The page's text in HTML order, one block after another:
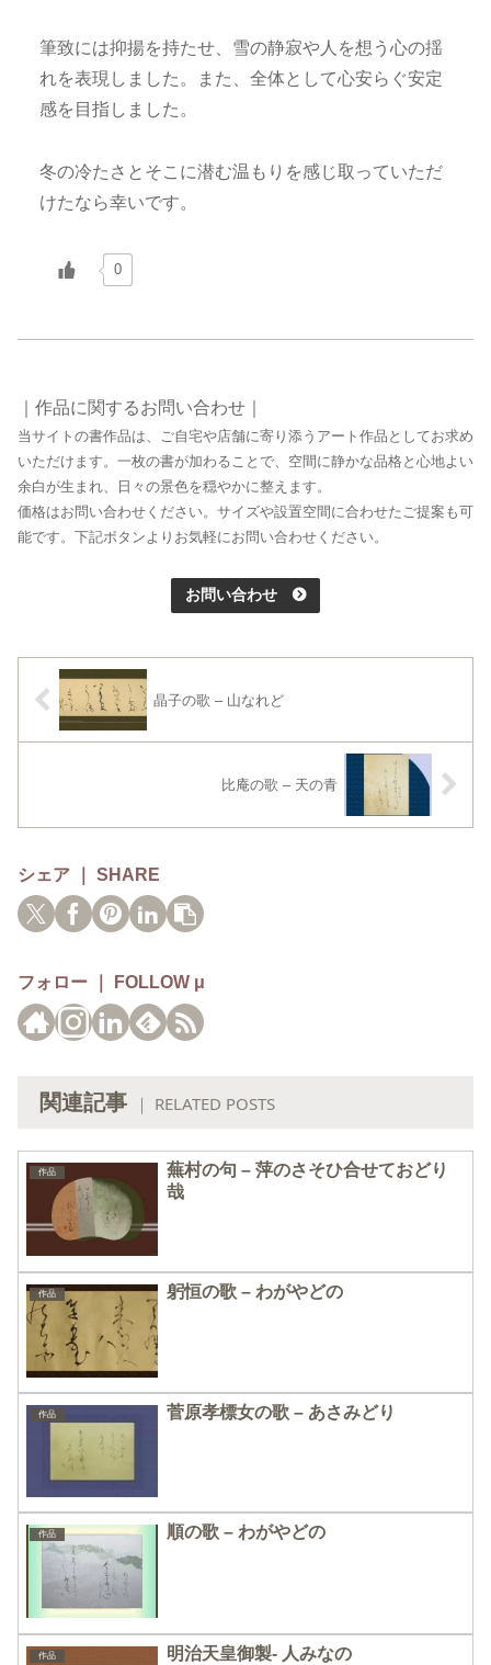
筆致には抑揚を持たせ、雪の静寂や人を想う心の揺
れを表現しました。また、全体として心安らぐ安定
感を目指しました。
冬の冷たさとそこに潜む温もりを感じ取っていただ
けたなら幸いです。
0
｜作品に関するお問い合わせ｜
当サイトの書作品は、ご自宅や店舗に寄り添うアート作品としてお求め
いただけます。一枚の書が加わることで、空間に静かな品格と心地よい
余白が生まれ、日々の景色を穏やかに整えます。
価格はお問い合わせください。サイズや設置空間に合わせたご提案も可
能です。下記ボタンよりお気軽にお問い合わせください。
お問い合わせ
晶子の歌 – 山なれど
比庵の歌 – 天の青
シェア ｜ SHARE
フォロー ｜ FOLLOW μ
関連記事 ｜ RELATED POSTS
作品
蕪村の句 – 萍のさそひ合せておどり
哉
作品 躬恒の歌 – わがやどの
作品 菅原孝標女の歌 – あさみどり
作品 順の歌 – わがやどの
作品 明治天皇御製- 人みなの